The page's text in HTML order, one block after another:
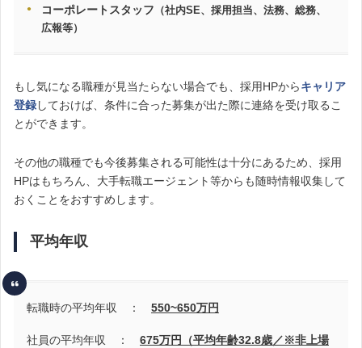
コーポレートスタッフ （社内SE、採用担当、法務、総務、
広報等）
もし気になる職種が見当たらない場合でも、採用HPからキャリア
登録しておけば、条件に合った募集が出た際に連絡を受け取るこ
とができます。
その他の職種でも今後募集される可能性は十分にあるため、採用
HPはもちろん、 大手転職エージェント等からも随時情報収集して
おくことをおすすめします。
平均年収
転職時の平均年収 ： 550~650万円
社員の平均年収 ： 675万円（平均年齢32.8歳／※非上場